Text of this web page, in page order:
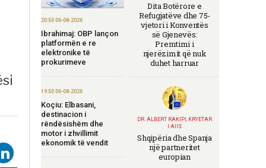
20:50 06-08-2026
Ibrahimaj: OBP lançon
platformën e re
elektronike të
prokurimeve
19:50 06-08-2026
Koçiu: Elbasani,
destinacion i
rëndësishëm dhe
motor i zhvillimit
ekonomik të vendit
Dita Botërore e
Refugjatëve dhe 75-
vjetori i Konventës
së Gjenevës:
Premtimi i
njerëzimit që nuk
duhet harruar
DR. ALBERT RAKIPI, KRYETAR
I AIIS
Shqipëria dhe Spanja
një partneritet
europian